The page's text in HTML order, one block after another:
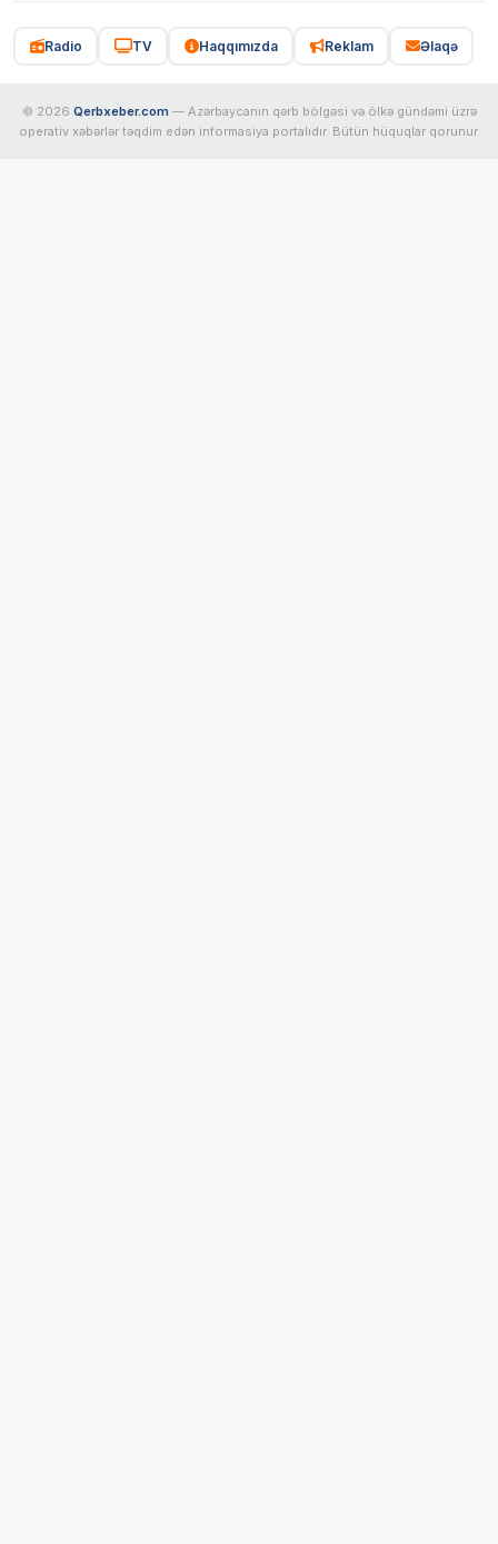
Radio TV Haqqımızda Reklam Əlaqə
© 2026 Qerbxeber.com — Azərbaycanın qərb bölgəsi və ölkə gündəmi üzrə
operativ xəbərlər təqdim edən informasiya portalıdır. Bütün hüquqlar qorunur.